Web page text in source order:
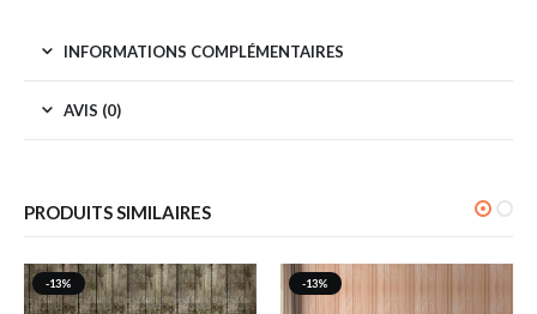
INFORMATIONS COMPLÉMENTAIRES
AVIS (0)
PRODUITS SIMILAIRES
-13% -13%